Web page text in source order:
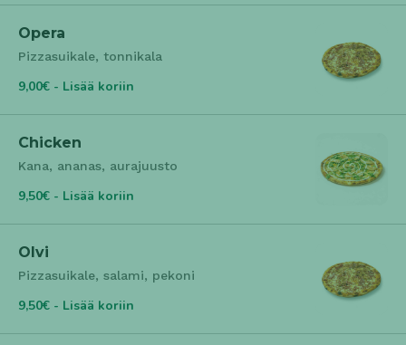
Opera
Pizzasuikale, tonnikala
9,00€ - Lisää koriin
Chicken
Kana, ananas, aurajuusto
9,50€ - Lisää koriin
Olvi
Pizzasuikale, salami, pekoni
9,50€ - Lisää koriin